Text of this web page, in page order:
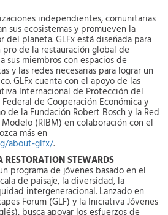
independientes, comunitarias
sus ecosistemas y promueven la
del planeta. GLFx está diseñada para
de la restauración global de
sus miembros con espacios de
y las redes necesarias para lograr un
GLFx cuenta con el apoyo de las
Internacional de Protección del
de Cooperación Económica y
de la Fundación Robert Bosch y la Red
(RIBM) en colaboración con el
más en
about-glfx/.
RESTORATION STEWARDS
programa de jóvenes basado en el
de paisaje, la diversidad, la
intergeneracional. Lanzado en
Forum (GLF) y la Iniciativa Jóvenes